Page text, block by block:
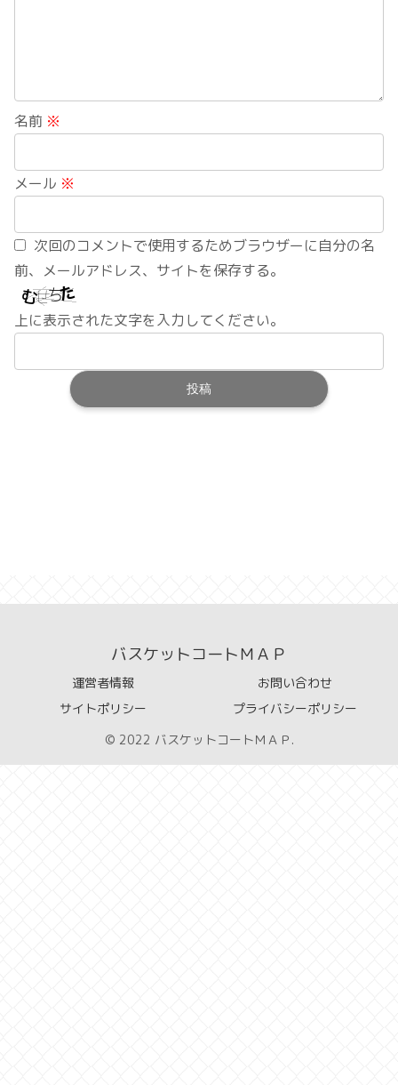
名前 ※
メール ※
次回のコメントで使用するためブラウザーに自分の名
前、メールアドレス、サイトを保存する。
上に表示された文字を入力してください。
バスケットコートＭＡＰ
運営者情報
お問い合わせ
サイトポリシー
プライバシーポリシー
© 2022 バスケットコートＭＡＰ.